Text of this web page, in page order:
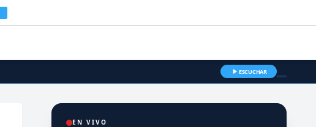
ESCUCHAR
EN VIVO